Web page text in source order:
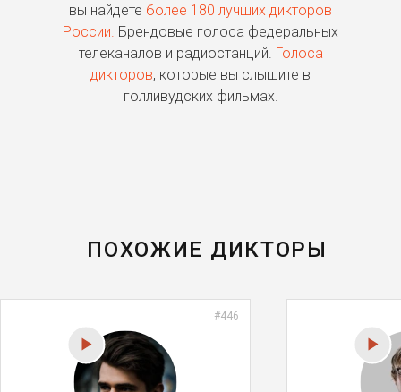
вы найдете более 180 лучших дикторов
России. Брендовые голоса федеральных
телеканалов и радиостанций. Голоса
дикторов, которые вы слышите в
голливудских фильмах.
ПОХОЖИЕ ДИКТОРЫ
#446